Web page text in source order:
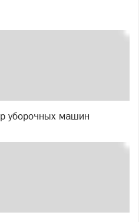
уборочных машин